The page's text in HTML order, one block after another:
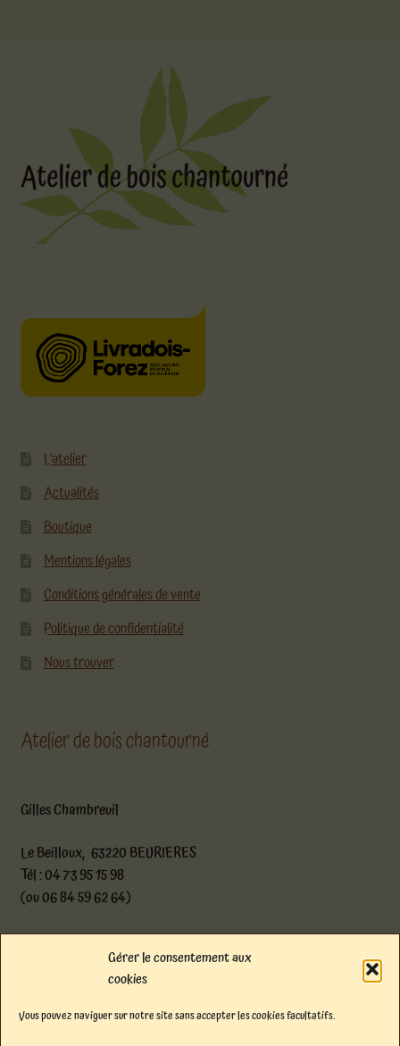
Gérer le consentement aux
cookies
Vous pouvez naviguer sur notre site sans accepter les cookies facultatifs.
L’atelier
Actualités
Boutique
Mentions légales
Conditions générales de vente
Politique de confidentialité
Nous trouver
Atelier de bois chantourné
Gilles Chambreuil
Le Beilloux, 63220 BEURIERES
Tél : 04 73 95 15 98
(ou 06 84 59 62 64)
atelier@boischantourne.com
Facebook
Instagram
E-mail